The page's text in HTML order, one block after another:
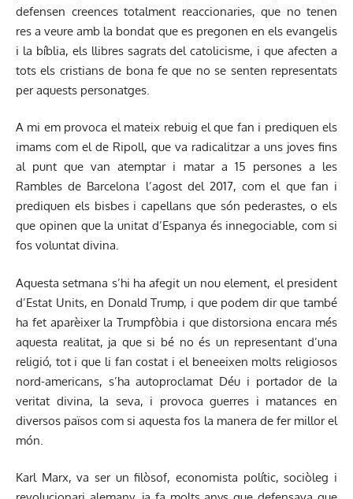
defensen creences totalment reaccionaries, que no tenen
res a veure amb la bondat que es pregonen en els evangelis
i la bíblia, els llibres sagrats del catolicisme, i que afecten a
tots els cristians de bona fe que no se senten representats
per aquests personatges.
A mi em provoca el mateix rebuig el que fan i prediquen els
imams com el de Ripoll, que va radicalitzar a uns joves fins
al punt que van atemptar i matar a 15 persones a les
Rambles de Barcelona l’agost del 2017, com el que fan i
prediquen els bisbes i capellans que són pederastes, o els
que opinen que la unitat d’Espanya és innegociable, com si
fos voluntat divina.
Aquesta setmana s’hi ha afegit un nou element, el president
d’Estat Units, en Donald Trump, i que podem dir que també
ha fet aparèixer la Trumpfòbia i que distorsiona encara més
aquesta realitat, ja que si bé no és un representant d’una
religió, tot i que li fan costat i el beneeixen molts religiosos
nord-americans, s’ha autoproclamat Déu i portador de la
veritat divina, la seva, i provoca guerres i matances en
diversos països com si aquesta fos la manera de fer millor el
món.
Karl Marx, va ser un filòsof, economista polític, sociòleg i